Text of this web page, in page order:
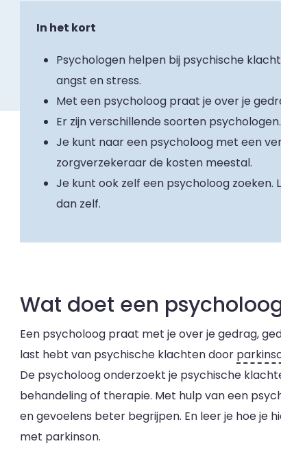
In het kort
Psychologen helpen bij psychische
angst en stress.
Met een psycholoog praat je over je
Er zijn verschillende soorten psychologen.
Je kunt naar een psycholoog met een
zorgverzekeraar de kosten meestal.
Je kunt ook zelf een psycholoog
dan zelf.
Wat doet een
Een psycholoog praat met je over je gedrag,
last hebt van psychische klachten door
De psycholoog onderzoekt je psychische
behandeling of therapie. Met hulp van een
en gevoelens beter begrijpen. En leer je hoe je
met parkinson.